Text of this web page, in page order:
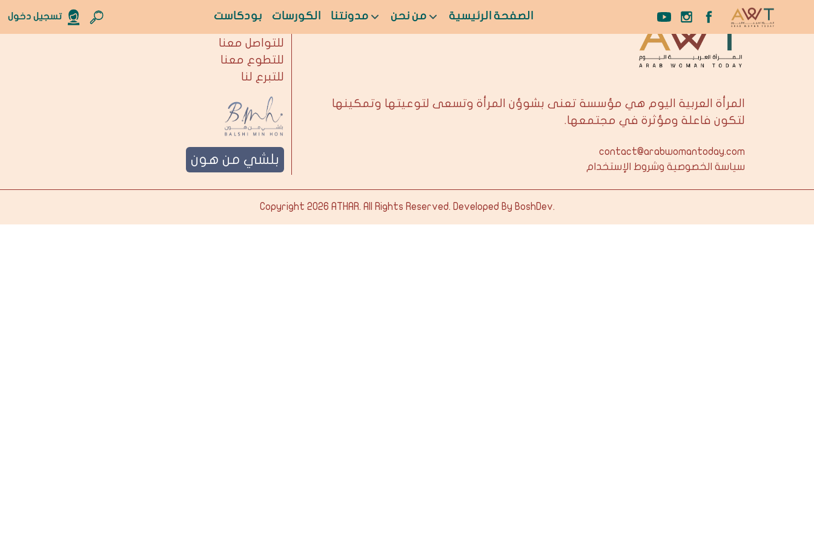
الصفحة الرئيسية من نحن مدونتنا الكورسات بودكاست تسجيل دخول
المرأة العربية اليوم هي مؤسسة تعنى بشوؤن المرأة وتسعى لتوعيتها وتمكينها
لتكون فاعلة ومؤثرة في مجتمعها.
contact@arabwomantoday.com
سياسة الخصوصية وشروط الإستخدام
للتواصل معنا
للتطوع معنا
للتبرع لنا
بلشي من هون
Copyright 2026 ATHAR. All Rights Reserved. Developed By BoshDev.